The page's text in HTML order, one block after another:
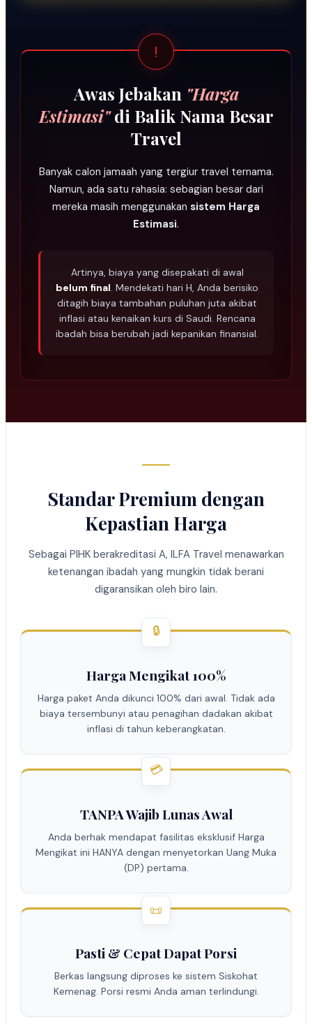
!
Awas Jebakan "Harga
Estimasi"di Balik Nama Besar
Travel
Banyak calon jamaah yang tergiur travel ternama.
Namun, ada satu rahasia: sebagian besar dari
mereka masih menggunakan sistem Harga
Estimasi.
Artinya, biaya yang disepakati di awal
belum final. Mendekati hari H, Anda berisiko
ditagih biaya tambahan puluhan juta akibat
inflasi atau kenaikan kurs di Saudi. Rencana
ibadah bisa berubah jadi kepanikan finansial.
Standar Premium dengan
Kepastian Harga
Sebagai PIHK berakreditasi A, ILFA Travel menawarkan
ketenangan ibadah yang mungkin tidak berani
digaransikan oleh biro lain.
🔒
Harga Mengikat 100%
Harga paket Anda dikunci 100% dari awal. Tidak ada
biaya tersembunyi atau penagihan dadakan akibat
inflasi di tahun keberangkatan.
💳
TANPA Wajib Lunas Awal
Anda berhak mendapat fasilitas eksklusif Harga
Mengikat ini HANYA dengan menyetorkan Uang Muka
(DP) pertama.
📜
Pasti & Cepat Dapat Porsi
Berkas langsung diproses ke sistem Siskohat
Kemenag. Porsi resmi Anda aman terlindungi.